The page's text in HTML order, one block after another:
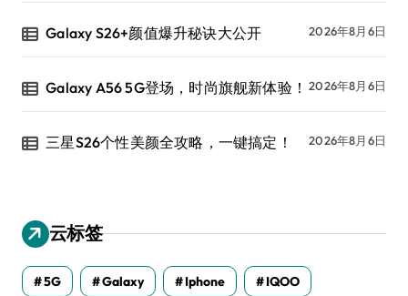
Galaxy S26+颜值爆升秘诀大公开 2026年8月6日
Galaxy A56 5G登场，时尚旗舰新体验！ 2026年8月6日
三星S26个性美颜全攻略，一键搞定！ 2026年8月6日
云标签
5G Galaxy Iphone IQOO